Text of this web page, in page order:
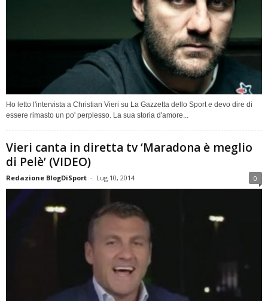
Ho letto l'intervista a Christian Vieri su La Gazzetta dello Sport e devo dire di
essere rimasto un po' perplesso. La sua storia d'amore...
Vieri canta in diretta tv ‘Maradona è meglio
di Pelè’ (VIDEO)
Redazione BlogDiSport - Lug 10, 2014 0